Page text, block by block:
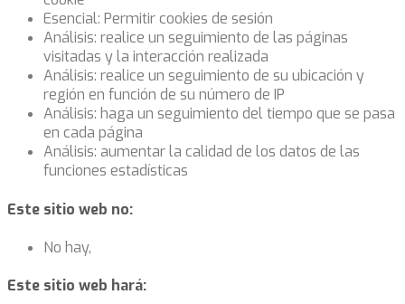
Esencial: Permitir cookies de sesión
Análisis: realice un seguimiento de las páginas
visitadas y la interacción realizada
Análisis: realice un seguimiento de su ubicación y
región en función de su número de IP
Análisis: haga un seguimiento del tiempo que se pasa
en cada página
Análisis: aumentar la calidad de los datos de las
funciones estadísticas
Este sitio web no:
No hay,
Este sitio web hará: